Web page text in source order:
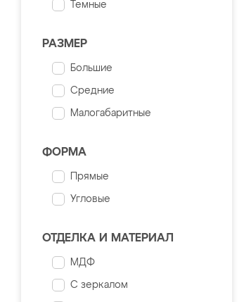
Темные
РАЗМЕР
Большие
Средние
Малогабаритные
ФОРМА
Прямые
Угловые
ОТДЕЛКА И МАТЕРИАЛ
МДФ
С зеркалом